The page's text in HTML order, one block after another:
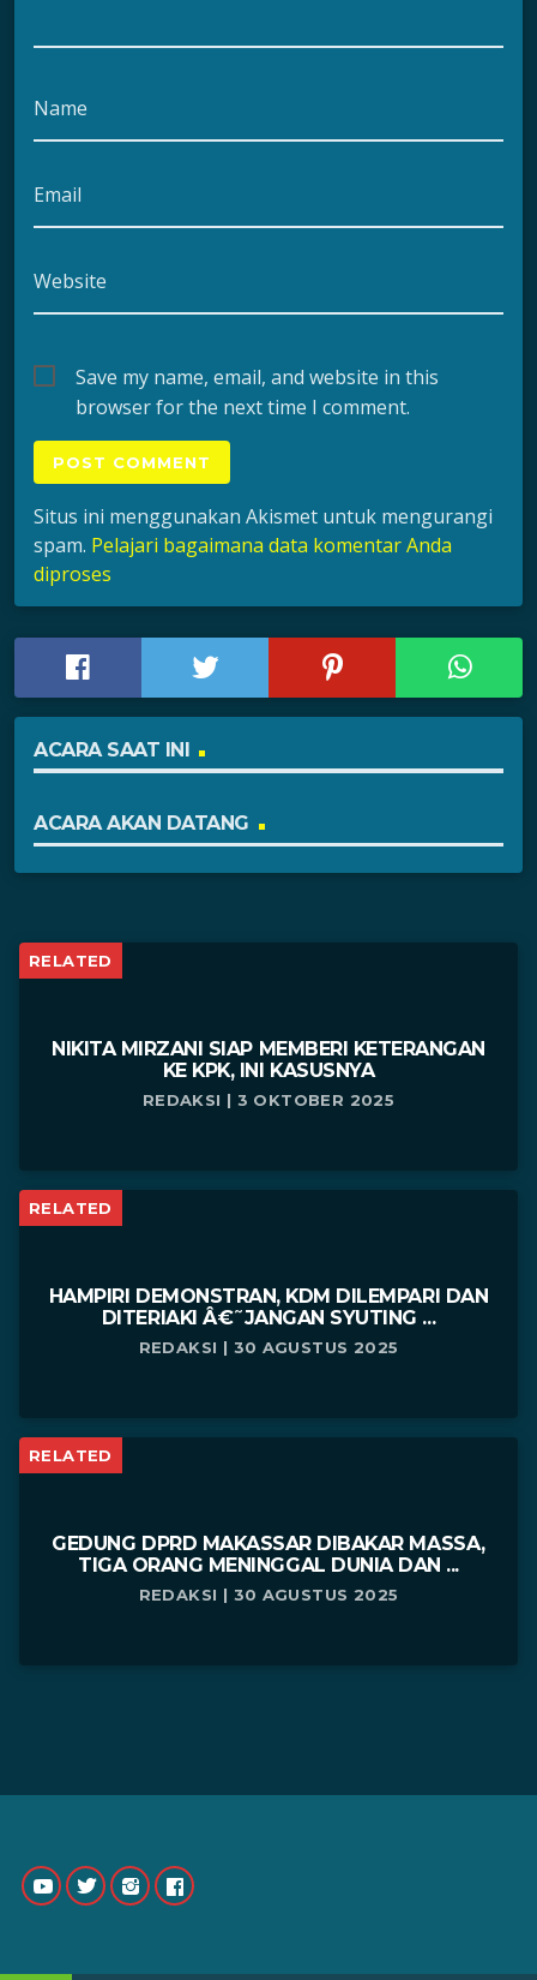
Name
Email
Website
Save my name, email, and website in this
browser for the next time I comment.
Situs ini menggunakan Akismet untuk mengurangi
spam. Pelajari bagaimana data komentar Anda
diproses
ACARA SAAT INI
ACARA AKAN DATANG
RELATED
NIKITA MIRZANI SIAP MEMBERI KETERANGAN
KE KPK, INI KASUSNYA
REDAKSI | 3 OKTOBER 2025
RELATED
HAMPIRI DEMONSTRAN, KDM DILEMPARI DAN
DITERIAKI Â€˜JANGAN SYUTING ...
REDAKSI | 30 AGUSTUS 2025
RELATED
GEDUNG DPRD MAKASSAR DIBAKAR MASSA,
TIGA ORANG MENINGGAL DUNIA DAN ...
REDAKSI | 30 AGUSTUS 2025